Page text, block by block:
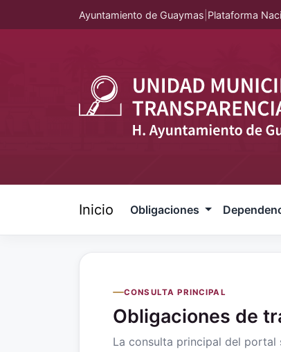
Ayuntamiento de Guaymas Plataforma
Inicio Obligaciones
CONSULTA PRINCIPAL
Obligaciones de
La consulta principal del portal